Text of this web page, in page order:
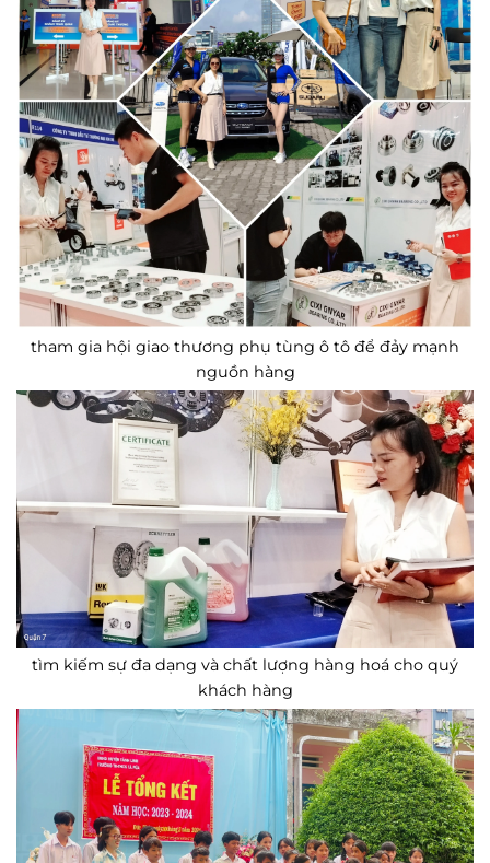
tham gia hội giao thương phụ tùng ô tô để đảy mạnh
nguồn hàng
tìm kiếm sự đa dạng và chất lượng hàng hoá cho quý
khách hàng